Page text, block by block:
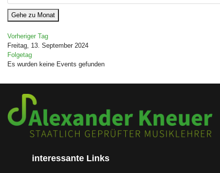
Gehe zu Monat
Vorheriger Tag
Freitag, 13. September 2024
Folgetag
Es wurden keine Events gefunden
interessante Links